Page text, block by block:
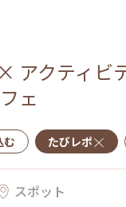
× アクティビ
ェ
む たびレポ
スポット